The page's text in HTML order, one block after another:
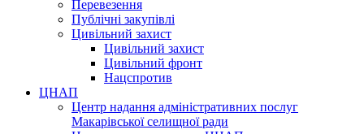
Перевезення
Публічні закупівлі
Цивільний захист
Цивільний захист
Цивільний фронт
Нацспротив
ЦНАП
Центр надання адміністративних послуг
Макарівської селищної ради